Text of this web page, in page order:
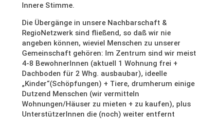
Innere Stimme.
Die Übergänge in unsere Nachbarschaft &
RegioNetzwerk sind fließend, so daß wir nie
angeben können, wieviel Menschen zu unserer
Gemeinschaft gehören: Im Zentrum sind wir meist
4-8 BewohnerInnen (aktuell 1 Wohnung frei +
Dachboden für 2 Whg. ausbaubar), ideelle
„Kinder“(Schöpfungen) + Tiere, drumherum einige
Dutzend Menschen (wir vermitteln
Wohnungen/Häuser zu mieten + zu kaufen), plus
UnterstützerInnen die (noch) weiter entfernt